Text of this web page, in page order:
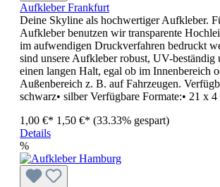
Aufkleber Frankfurt
Deine Skyline als hochwertiger Aufkleber.
Aufkleber benutzen wir transparente
im aufwendigen Druckverfahren bedruckt
sind unsere Aufkleber robust, UV-beständig
einen langen Halt, egal ob im Innenbereich
Außenbereich z. B. auf Fahrzeugen.
schwarz• silber Verfügbare Formate:• 21 x
1,00 €* 1,50 €* (33.33% gespart)
Details
%